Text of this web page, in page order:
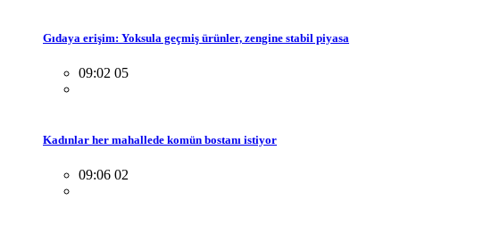
Gıdaya erişim: Yoksula geçmiş ürünler, zengine stabil piyasa
09:02 05
Kadınlar her mahallede komün bostanı istiyor
09:06 02